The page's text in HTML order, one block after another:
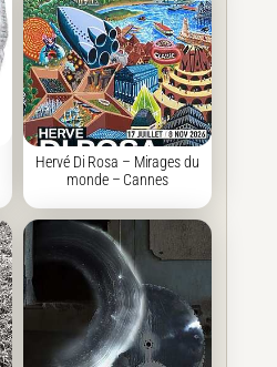
Hervé Di Rosa – Mirages du
monde – Cannes